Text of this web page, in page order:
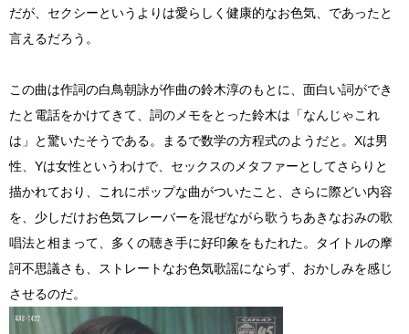
だが、セクシーというよりは愛らしく健康的なお色気、であったと
言えるだろう。
この曲は作詞の白鳥朝詠が作曲の鈴木淳のもとに、面白い詞ができ
たと電話をかけてきて、詞のメモをとった鈴木は「なんじゃこれ
は」と驚いたそうである。まるで数学の方程式のようだと。Xは男
性、Yは女性というわけで、セックスのメタファーとしてさらりと
描かれており、これにポップな曲がついたこと、さらに際どい内容
を、少しだけお色気フレーバーを混ぜながら歌うちあきなおみの歌
唱法と相まって、多くの聴き手に好印象をもたれた。タイトルの摩
訶不思議さも、ストレートなお色気歌謡にならず、おかしみを感じ
させるのだ。